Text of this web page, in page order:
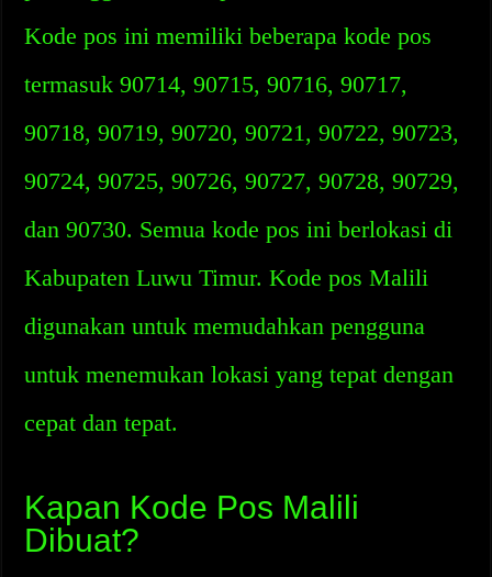
Kode pos ini memiliki beberapa kode pos
termasuk 90714, 90715, 90716, 90717,
90718, 90719, 90720, 90721, 90722, 90723,
90724, 90725, 90726, 90727, 90728, 90729,
dan 90730. Semua kode pos ini berlokasi di
Kabupaten Luwu Timur. Kode pos Malili
digunakan untuk memudahkan pengguna
untuk menemukan lokasi yang tepat dengan
cepat dan tepat.
Kapan Kode Pos Malili
Dibuat?